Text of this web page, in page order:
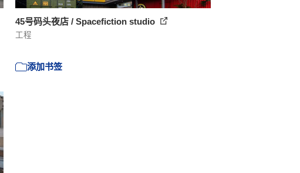
45号码头夜店 / Spacefiction studio
工程
添加书签